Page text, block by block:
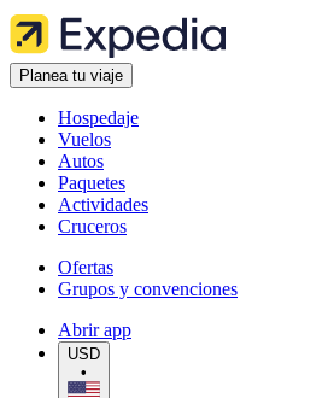
Planea tu viaje
Hospedaje
Vuelos
Autos
Paquetes
Actividades
Cruceros
Ofertas
Grupos y convenciones
Abrir app
USD
•